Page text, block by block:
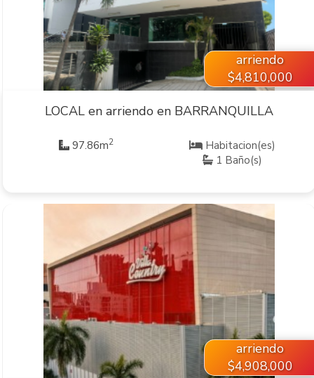
arriendo
$4,810,000
LOCAL en arriendo en BARRANQUILLA
97.86m2
Habitacion(es)
1 Baño(s)
VER INMUEBLE
arriendo
$4,908,000